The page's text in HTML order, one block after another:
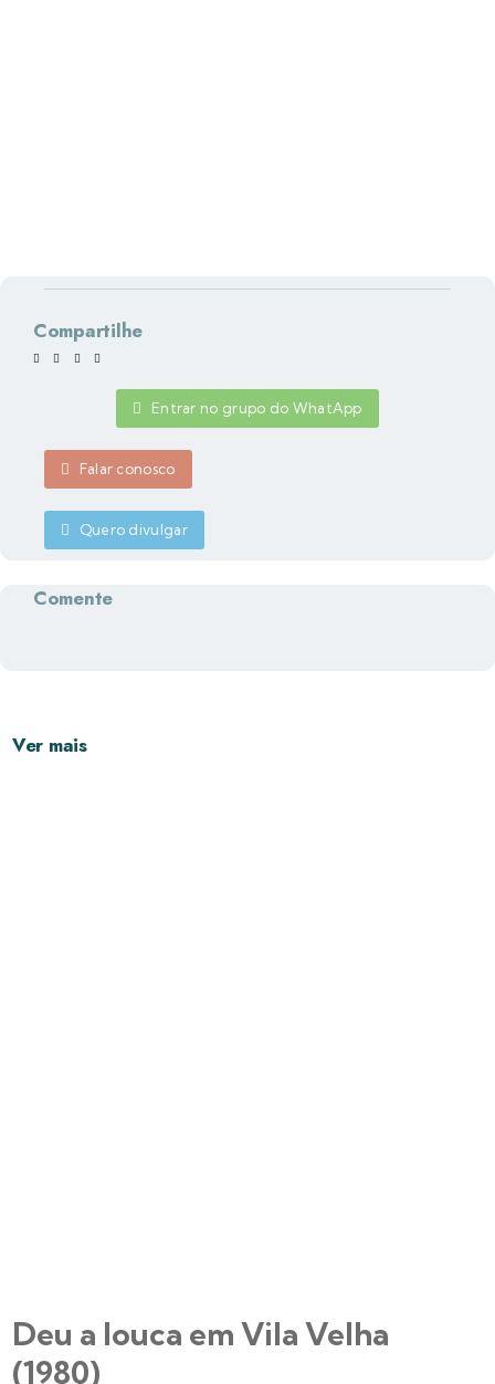
Compartilhe
Entrar no grupo do WhatApp
Falar conosco
Quero divulgar
Comente
Ver mais
Deu a louca em Vila Velha
(1980)